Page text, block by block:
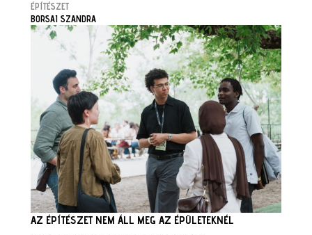
ÉPÍTÉSZET
BORSAI SZANDRA
AZ ÉPÍTÉSZET NEM ÁLL MEG AZ ÉPÜLETEKNÉL